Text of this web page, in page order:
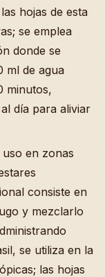
hojas de esta
se emplea
donde se
ml de agua
minutos,
día para aliviar
en zonas
consiste en
y mezclarlo
se utiliza en la
las hojas